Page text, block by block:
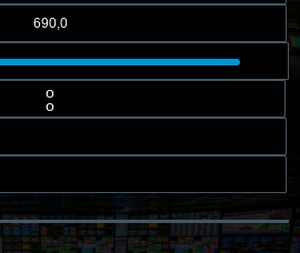
690,0
o
o